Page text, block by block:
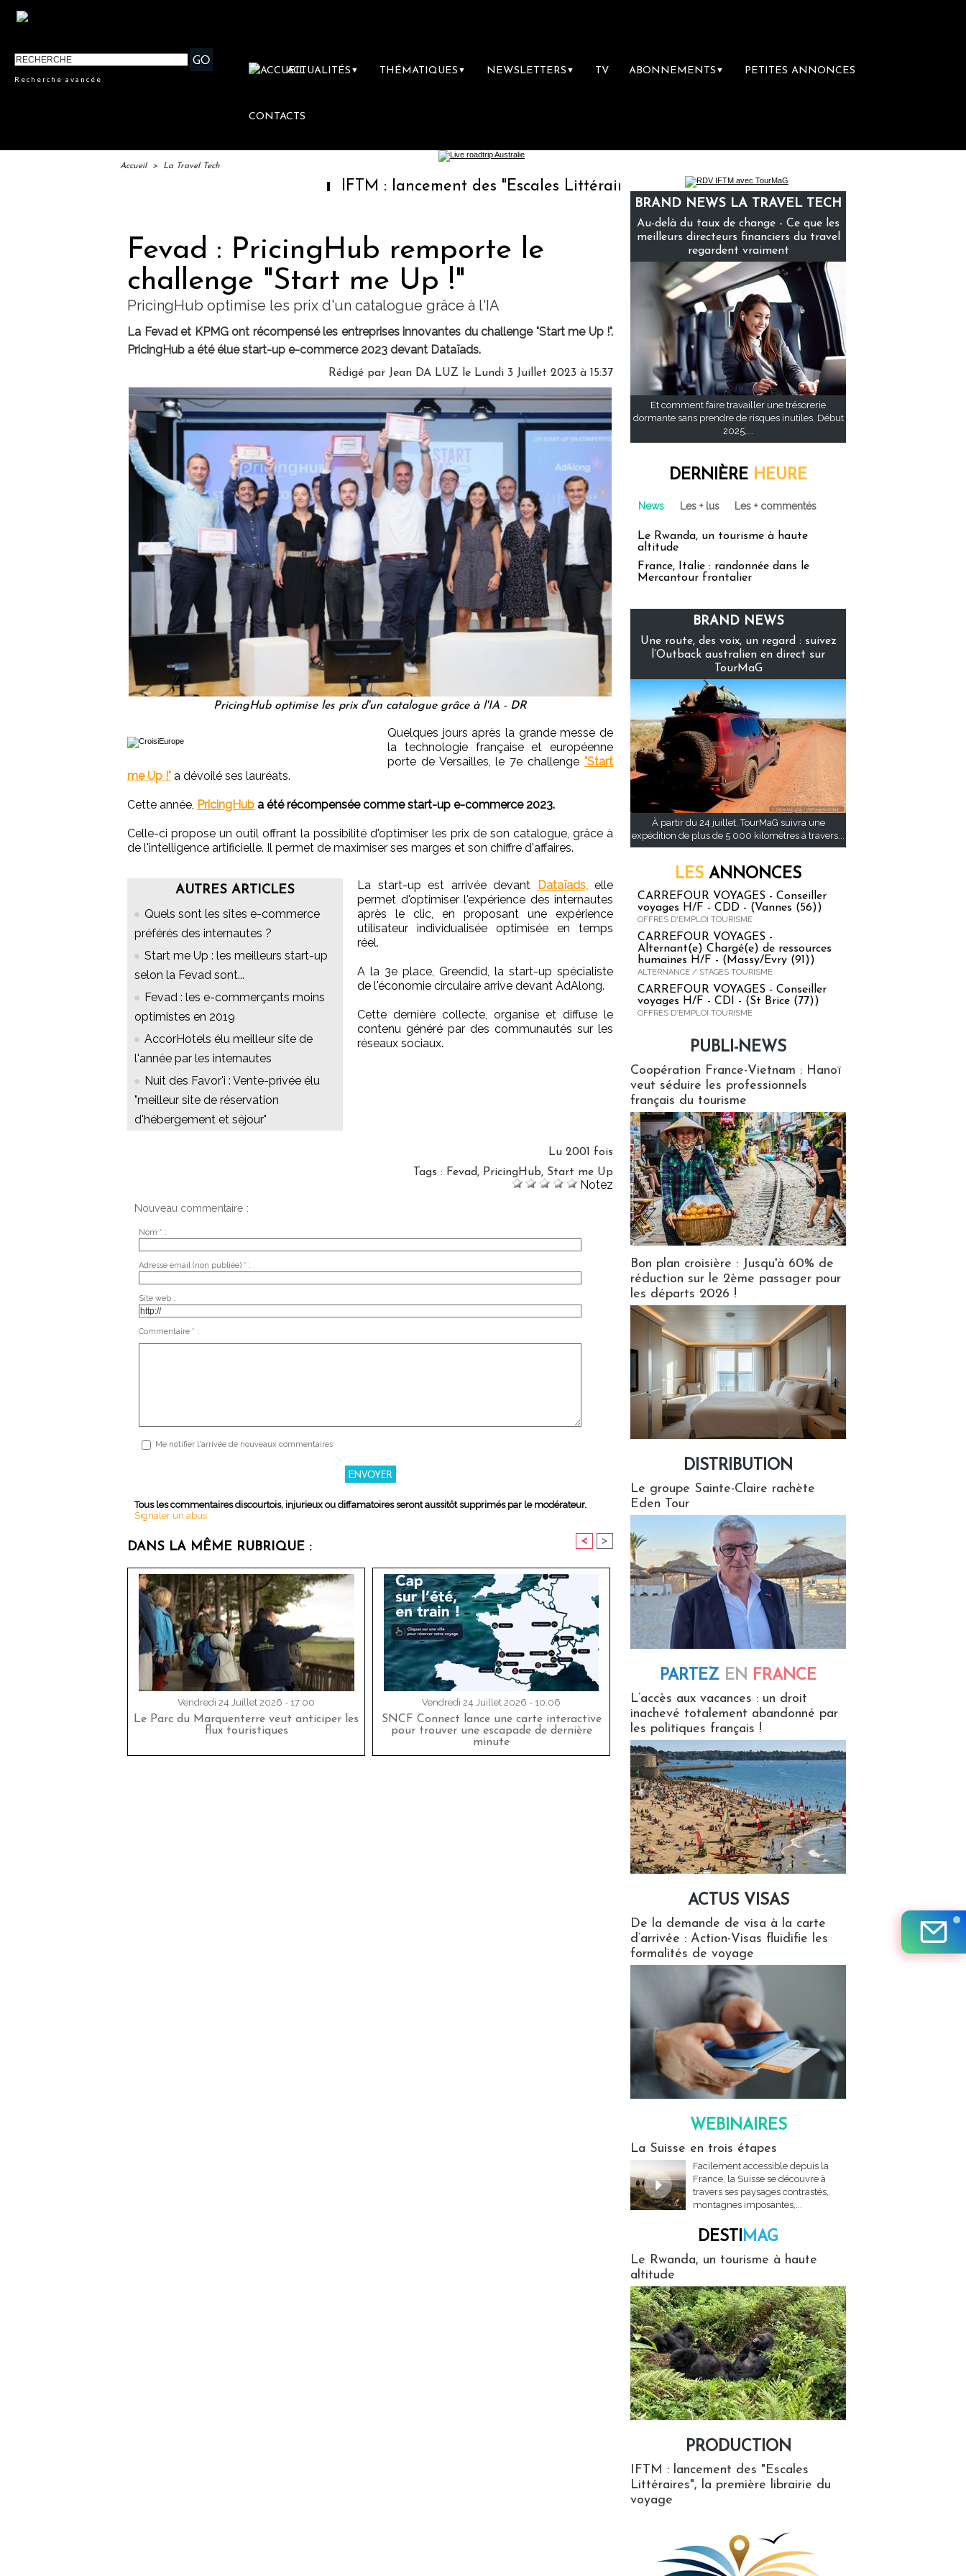
Recherche avancée
ACTUALITÉS ▼ THÉMATIQUES ▼ NEWSLETTERS ▼ TV ABONNEMENTS ▼ PETITES ANNONCES
CONTACTS
Accueil > La Travel Tech
IFTM : lancement des "Escales Littéraires", la première librairie du voyage
Fevad : PricingHub remporte le
challenge "Start me Up !"
PricingHub optimise les prix d'un catalogue grâce à l'IA
La Fevad et KPMG ont récompensé les entreprises innovantes du challenge "Start me Up !".
PricingHub a été élue start-up e-commerce 2023 devant Dataïads.
Rédigé par Jean DA LUZ le Lundi 3 Juillet 2023 à 15:37
PricingHub optimise les prix d'un catalogue grâce à l'IA - DR
Quelques jours après la grande messe de
la technologie française et européenne
porte de Versailles, le 7e challenge "Start
me Up !" a dévoilé ses lauréats.
Cette année, PricingHub a été récompensée comme start-up e-commerce 2023.
Celle-ci propose un outil offrant la possibilité d'optimiser les prix de son catalogue, grâce à
de l'intelligence artificielle. Il permet de maximiser ses marges et son chiffre d'affaires.
AUTRES ARTICLES
Quels sont les sites e-commerce
préférés des internautes ?
Start me Up : les meilleurs start-up
selon la Fevad sont...
Fevad : les e-commerçants moins
optimistes en 2019
AccorHotels élu meilleur site de
l'année par les internautes
Nuit des Favor'i : Vente-privée élu
"meilleur site de réservation
d'hébergement et séjour"
La start-up est arrivée devant Dataïads,elle
permet d'optimiser l'expérience des internautes
après le clic, en proposant une expérience
utilisateur individualisée optimisée en temps
réel.
A la 3e place, Greendid, la start-up spécialiste
de l'économie circulaire arrive devant AdAlong.
Cette dernière collecte, organise et diffuse le
contenu généré par des communautés sur les
réseaux sociaux.
Lu 2001 fois
Tags : Fevad, PricingHub, Start me Up
Notez
Nouveau commentaire :
Nom * :
Adresse email (non publiée) * :
Site web :
Commentaire * :
Me notifier l'arrivée de nouveaux commentaires
Tous les commentaires discourtois, injurieux ou diffamatoires seront aussitôt supprimés par le modérateur.
Signaler un abus
DANS LA MÊME RUBRIQUE : < >
Vendredi 24 Juillet 2026 - 17:00
Le Parc du Marquenterre veut anticiper les
flux touristiques
Vendredi 24 Juillet 2026 - 10:06
SNCF Connect lance une carte interactive
pour trouver une escapade de dernière
minute
BRAND NEWS LA TRAVEL TECH
Au-delà du taux de change - Ce que les
meilleurs directeurs financiers du travel
regardent vraiment
Et comment faire travailler une trésorerie
dormante sans prendre de risques inutiles. Début
2025,...
DERNIÈRE HEURE
News Les + lus Les + commentés
Le Rwanda, un tourisme à haute
altitude
France, Italie : randonnée dans le
Mercantour frontalier
BRAND NEWS
Une route, des voix, un regard : suivez
l’Outback australien en direct sur
TourMaG
À partir du 24 juillet, TourMaG suivra une
expédition de plus de 5 000 kilomètres à travers...
LES ANNONCES
CARREFOUR VOYAGES - Conseiller
voyages H/F - CDD - (Vannes (56))
OFFRES D'EMPLOI TOURISME
CARREFOUR VOYAGES -
Alternant(e) Chargé(e) de ressources
humaines H/F - (Massy/Evry (91))
ALTERNANCE / STAGES TOURISME
CARREFOUR VOYAGES - Conseiller
voyages H/F - CDI - (St Brice (77))
OFFRES D'EMPLOI TOURISME
PUBLI-NEWS
Coopération France-Vietnam : Hanoï
veut séduire les professionnels
français du tourisme
Bon plan croisière : Jusqu'à 60% de
réduction sur le 2ème passager pour
les départs 2026 !
DISTRIBUTION
Le groupe Sainte-Claire rachète
Eden Tour
PARTEZ EN FRANCE
L’accès aux vacances : un droit
inachevé totalement abandonné par
les politiques français !
ACTUS VISAS
De la demande de visa à la carte
d’arrivée : Action-Visas fluidifie les
formalités de voyage
WEBINAIRES
La Suisse en trois étapes
Facilement accessible depuis la
France, la Suisse se découvre à
travers ses paysages contrastés,
montagnes imposantes,...
DESTIMAG
Le Rwanda, un tourisme à haute
altitude
PRODUCTION
IFTM : lancement des "Escales
Littéraires", la première librairie du
voyage